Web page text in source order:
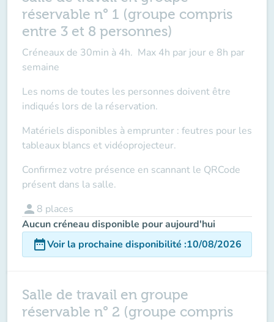
réservable n° 1 (groupe compris
entre 3 et 8 personnes)
Créneaux de 30min à 4h. Max 4h par jour e 8h par
semaine
Les noms de toutes les personnes doivent être
indiqués lors de la réservation.
Matériels disponibles à emprunter : feutres pour les
tableaux blancs et vidéoprojecteur.
Confirmez votre présence en scannant le QRCode
présent dans la salle.
person 8 places
Aucun créneau disponible pour aujourd'hui
date_rangeVoir la prochaine disponibilité :10/08/2026
Salle de travail en groupe
réservable n° 2 (groupe compris